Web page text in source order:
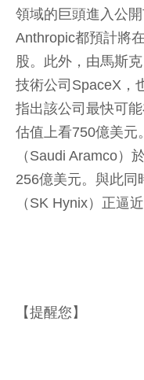
領域的巨頭進入公
Anthropic都預計將
股。此外，由馬斯
技術公司SpaceX，
指出該公司最快可
估值上看750億美元
（Saudi Aramco）
256億美元。與此同
（SK Hynix）正逼
【提醒您】